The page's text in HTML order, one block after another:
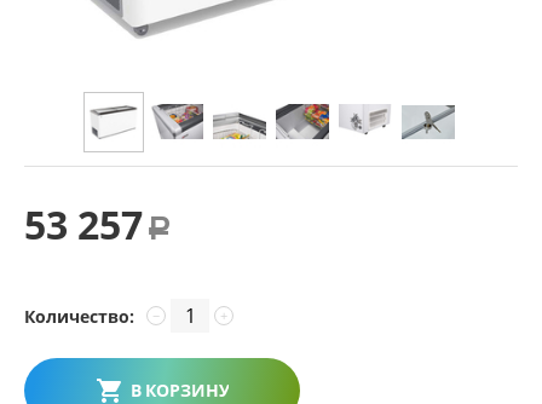
53 257 Р
Количество: +
−
В КОРЗИНУ